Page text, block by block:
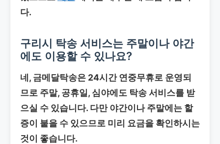
다.
구리시 탁송 서비스는 주말이나 야간
에도 이용할 수 있나요?
네, 금메달탁송은 24시간 연중무휴로 운영되
므로 주말, 공휴일, 심야에도 탁송 서비스를 받
으실 수 있습니다. 다만 야간이나 주말에는 할
증이 붙을 수 있으므로 미리 요금을 확인하시는
것이 좋습니다.